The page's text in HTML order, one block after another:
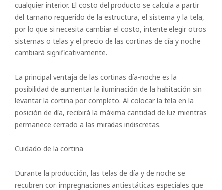
Arrollado
Horizontal
cualquier interior. El costo del producto se calcula a partir
del tamaño requerido de la estructura, el sistema y la tela,
por lo que si necesita cambiar el costo, intente elegir otros
sistemas o telas y el precio de las cortinas de día y noche
cambiará significativamente.
La principal ventaja de las cortinas día-noche es la
posibilidad de aumentar la iluminación de la habitación sin
levantar la cortina por completo. Al colocar la tela en la
posición de día, recibirá la máxima cantidad de luz mientras
permanece cerrado a las miradas indiscretas.
Cuidado de la cortina
Durante la producción, las telas de día y de noche se
recubren con impregnaciones antiestáticas especiales que